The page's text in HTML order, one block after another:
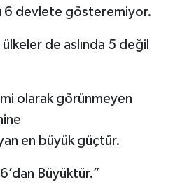
6 devlete gösteremiyor.
de aslında 5 değil
olarak görünmeyen
en büyük güçtür.
Büyüktür.”